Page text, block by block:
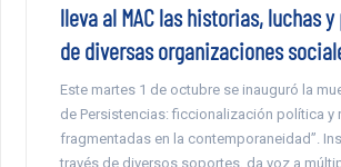
lleva al MAC las historias, luchas
de diversas organizaciones
Este martes 1 de octubre se inauguró la
de Persistencias: ficcionalización política y
fragmentadas en la contemporaneidad”.
través de diversos soportes, da voz a